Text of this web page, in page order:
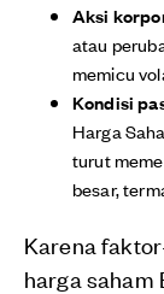
Aksi
atau
memicu
Kondisi
Harga
turut
besar,
Karena
harga saham